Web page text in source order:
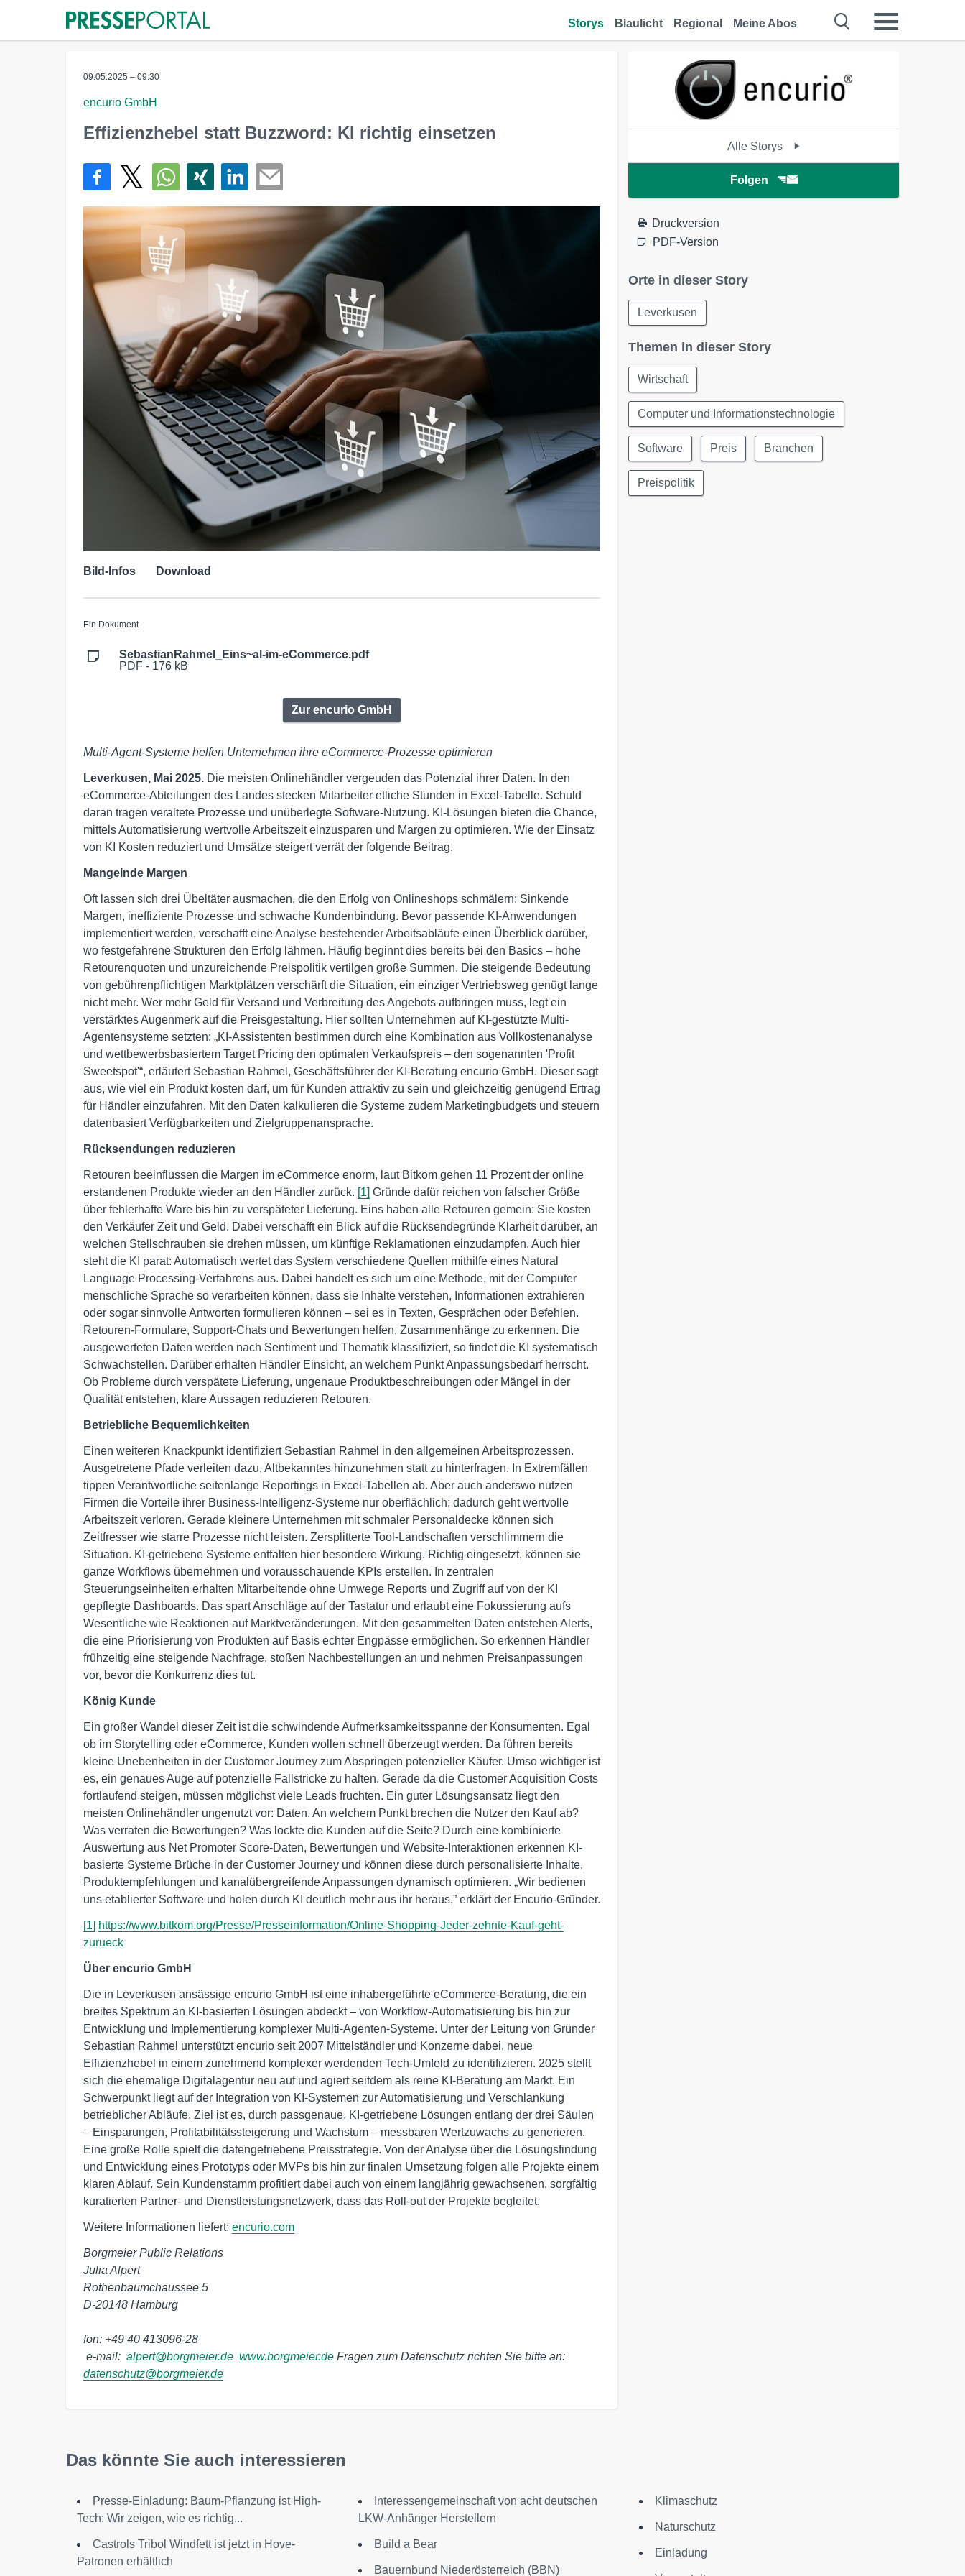
Storys Blaulicht Regional Meine Abos
09.05.2025 – 09:30
encurio GmbH
Effizienzhebel statt Buzzword: KI richtig einsetzen
Bild-Infos Download
Ein Dokument
SebastianRahmel_Eins~al-im-eCommerce.pdf
PDF - 176 kB
Zur encurio GmbH
Multi-Agent-Systeme helfen Unternehmen ihre eCommerce-Prozesse optimieren
Leverkusen, Mai 2025. Die meisten Onlinehändler vergeuden das Potenzial ihrer Daten. In den
eCommerce-Abteilungen des Landes stecken Mitarbeiter etliche Stunden in Excel-Tabelle. Schuld
daran tragen veraltete Prozesse und unüberlegte Software-Nutzung. KI-Lösungen bieten die Chance,
mittels Automatisierung wertvolle Arbeitszeit einzusparen und Margen zu optimieren. Wie der Einsatz
von KI Kosten reduziert und Umsätze steigert verrät der folgende Beitrag.
Mangelnde Margen
Oft lassen sich drei Übeltäter ausmachen, die den Erfolg von Onlineshops schmälern: Sinkende
Margen, ineffiziente Prozesse und schwache Kundenbindung. Bevor passende KI-Anwendungen
implementiert werden, verschafft eine Analyse bestehender Arbeitsabläufe einen Überblick darüber,
wo festgefahrene Strukturen den Erfolg lähmen. Häufig beginnt dies bereits bei den Basics – hohe
Retourenquoten und unzureichende Preispolitik vertilgen große Summen. Die steigende Bedeutung
von gebührenpflichtigen Marktplätzen verschärft die Situation, ein einziger Vertriebsweg genügt lange
nicht mehr. Wer mehr Geld für Versand und Verbreitung des Angebots aufbringen muss, legt ein
verstärktes Augenmerk auf die Preisgestaltung. Hier sollten Unternehmen auf KI-gestützte Multi-
Agentensysteme setzten: „KI-Assistenten bestimmen durch eine Kombination aus Vollkostenanalyse
und wettbewerbsbasiertem Target Pricing den optimalen Verkaufspreis – den sogenannten 'Profit
Sweetspot'“, erläutert Sebastian Rahmel, Geschäftsführer der KI-Beratung encurio GmbH. Dieser sagt
aus, wie viel ein Produkt kosten darf, um für Kunden attraktiv zu sein und gleichzeitig genügend Ertrag
für Händler einzufahren. Mit den Daten kalkulieren die Systeme zudem Marketingbudgets und steuern
datenbasiert Verfügbarkeiten und Zielgruppenansprache.
Rücksendungen reduzieren
Retouren beeinflussen die Margen im eCommerce enorm, laut Bitkom gehen 11 Prozent der online
erstandenen Produkte wieder an den Händler zurück. [1] Gründe dafür reichen von falscher Größe
über fehlerhafte Ware bis hin zu verspäteter Lieferung. Eins haben alle Retouren gemein: Sie kosten
den Verkäufer Zeit und Geld. Dabei verschafft ein Blick auf die Rücksendegründe Klarheit darüber, an
welchen Stellschrauben sie drehen müssen, um künftige Reklamationen einzudampfen. Auch hier
steht die KI parat: Automatisch wertet das System verschiedene Quellen mithilfe eines Natural
Language Processing-Verfahrens aus. Dabei handelt es sich um eine Methode, mit der Computer
menschliche Sprache so verarbeiten können, dass sie Inhalte verstehen, Informationen extrahieren
oder sogar sinnvolle Antworten formulieren können – sei es in Texten, Gesprächen oder Befehlen.
Retouren-Formulare, Support-Chats und Bewertungen helfen, Zusammenhänge zu erkennen. Die
ausgewerteten Daten werden nach Sentiment und Thematik klassifiziert, so findet die KI systematisch
Schwachstellen. Darüber erhalten Händler Einsicht, an welchem Punkt Anpassungsbedarf herrscht.
Ob Probleme durch verspätete Lieferung, ungenaue Produktbeschreibungen oder Mängel in der
Qualität entstehen, klare Aussagen reduzieren Retouren.
Betriebliche Bequemlichkeiten
Einen weiteren Knackpunkt identifiziert Sebastian Rahmel in den allgemeinen Arbeitsprozessen.
Ausgetretene Pfade verleiten dazu, Altbekanntes hinzunehmen statt zu hinterfragen. In Extremfällen
tippen Verantwortliche seitenlange Reportings in Excel-Tabellen ab. Aber auch anderswo nutzen
Firmen die Vorteile ihrer Business-Intelligenz-Systeme nur oberflächlich; dadurch geht wertvolle
Arbeitszeit verloren. Gerade kleinere Unternehmen mit schmaler Personaldecke können sich
Zeitfresser wie starre Prozesse nicht leisten. Zersplitterte Tool-Landschaften verschlimmern die
Situation. KI-getriebene Systeme entfalten hier besondere Wirkung. Richtig eingesetzt, können sie
ganze Workflows übernehmen und vorausschauende KPIs erstellen. In zentralen
Steuerungseinheiten erhalten Mitarbeitende ohne Umwege Reports und Zugriff auf von der KI
gepflegte Dashboards. Das spart Anschläge auf der Tastatur und erlaubt eine Fokussierung aufs
Wesentliche wie Reaktionen auf Marktveränderungen. Mit den gesammelten Daten entstehen Alerts,
die eine Priorisierung von Produkten auf Basis echter Engpässe ermöglichen. So erkennen Händler
frühzeitig eine steigende Nachfrage, stoßen Nachbestellungen an und nehmen Preisanpassungen
vor, bevor die Konkurrenz dies tut.
König Kunde
Ein großer Wandel dieser Zeit ist die schwindende Aufmerksamkeitsspanne der Konsumenten. Egal
ob im Storytelling oder eCommerce, Kunden wollen schnell überzeugt werden. Da führen bereits
kleine Unebenheiten in der Customer Journey zum Abspringen potenzieller Käufer. Umso wichtiger ist
es, ein genaues Auge auf potenzielle Fallstricke zu halten. Gerade da die Customer Acquisition Costs
fortlaufend steigen, müssen möglichst viele Leads fruchten. Ein guter Lösungsansatz liegt den
meisten Onlinehändler ungenutzt vor: Daten. An welchem Punkt brechen die Nutzer den Kauf ab?
Was verraten die Bewertungen? Was lockte die Kunden auf die Seite? Durch eine kombinierte
Auswertung aus Net Promoter Score-Daten, Bewertungen und Website-Interaktionen erkennen KI-
basierte Systeme Brüche in der Customer Journey und können diese durch personalisierte Inhalte,
Produktempfehlungen und kanalübergreifende Anpassungen dynamisch optimieren. „Wir bedienen
uns etablierter Software und holen durch KI deutlich mehr aus ihr heraus,” erklärt der Encurio-Gründer.
[1] https://www.bitkom.org/Presse/Presseinformation/Online-Shopping-Jeder-zehnte-Kauf-geht-
zurueck
Über encurio GmbH
Die in Leverkusen ansässige encurio GmbH ist eine inhabergeführte eCommerce-Beratung, die ein
breites Spektrum an KI-basierten Lösungen abdeckt – von Workflow-Automatisierung bis hin zur
Entwicklung und Implementierung komplexer Multi-Agenten-Systeme. Unter der Leitung von Gründer
Sebastian Rahmel unterstützt encurio seit 2007 Mittelständler und Konzerne dabei, neue
Effizienzhebel in einem zunehmend komplexer werdenden Tech-Umfeld zu identifizieren. 2025 stellt
sich die ehemalige Digitalagentur neu auf und agiert seitdem als reine KI-Beratung am Markt. Ein
Schwerpunkt liegt auf der Integration von KI-Systemen zur Automatisierung und Verschlankung
betrieblicher Abläufe. Ziel ist es, durch passgenaue, KI-getriebene Lösungen entlang der drei Säulen
– Einsparungen, Profitabilitätssteigerung und Wachstum – messbaren Wertzuwachs zu generieren.
Eine große Rolle spielt die datengetriebene Preisstrategie. Von der Analyse über die Lösungsfindung
und Entwicklung eines Prototyps oder MVPs bis hin zur finalen Umsetzung folgen alle Projekte einem
klaren Ablauf. Sein Kundenstamm profitiert dabei auch von einem langjährig gewachsenen, sorgfältig
kuratierten Partner- und Dienstleistungsnetzwerk, dass das Roll-out der Projekte begleitet.
Weitere Informationen liefert: encurio.com
Borgmeier Public Relations
Julia Alpert
Rothenbaumchaussee 5
D-20148 Hamburg
fon: +49 40 413096-28
e-mail: alpert@borgmeier.de www.borgmeier.de Fragen zum Datenschutz richten Sie bitte an:
datenschutz@borgmeier.de
Alle Storys
Folgen
Druckversion
PDF-Version
Orte in dieser Story
Leverkusen
Themen in dieser Story
Wirtschaft
Computer und Informationstechnologie
Software Preis Branchen
Preispolitik
Das könnte Sie auch interessieren
Presse-Einladung: Baum-Pflanzung ist High-
Tech: Wir zeigen, wie es richtig...
Castrols Tribol Windfett ist jetzt in Hove-
Patronen erhältlich
Interessengemeinschaft von acht deutschen
LKW-Anhänger Herstellern
Build a Bear
Bauernbund Niederösterreich (BBN)
Klimaschutz
Naturschutz
Einladung